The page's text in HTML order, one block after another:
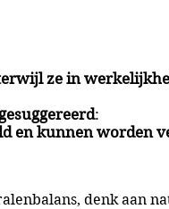
ze in
gesuggereerd:
en kunnen worden
denk aan